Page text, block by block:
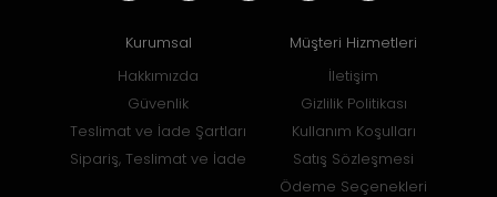
Kurumsal
Hakkımızda
Güvenlik
Teslimat ve İade Şartları
Sipariş, Teslimat ve İade
Müşteri Hizmetleri
İletişim
Gizlilik Politikası
Kullanım Koşulları
Satış Sözleşmesi
Ödeme Seçenekleri